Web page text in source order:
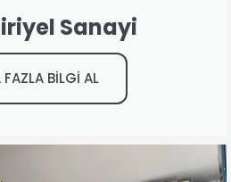
Sanayi
FAZLA BİLGİ AL